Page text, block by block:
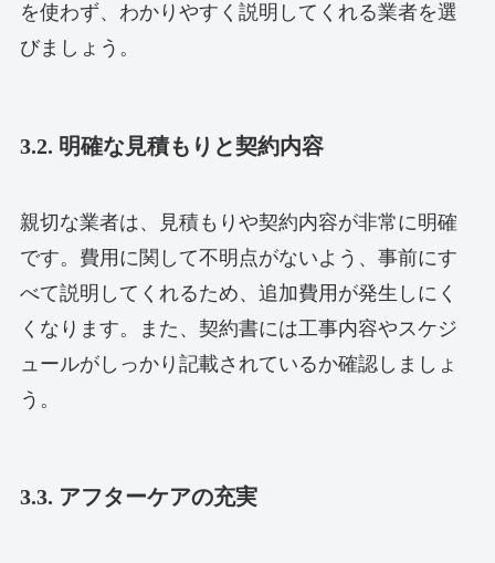
を使わず、わかりやすく説明してくれる業者を選
びましょう。
3.2. 明確な見積もりと契約内容
親切な業者は、見積もりや契約内容が非常に明確
です。費用に関して不明点がないよう、事前にす
べて説明してくれるため、追加費用が発生しにく
くなります。また、契約書には工事内容やスケジ
ュールがしっかり記載されているか確認しましょ
う。
3.3. アフターケアの充実